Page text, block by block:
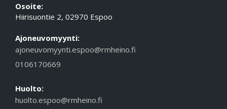
Osoite:
Hiirisuontie 2, 02970 Espoo
Ajoneuvomyynti:
ajoneuvomyynti.espoo@rmheino.fi
0106170669
Huolto:
huolto.espoo@rmheino.fi